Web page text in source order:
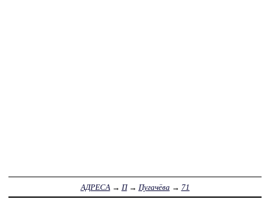
АДРЕСА → П→ Пугачёва → 71